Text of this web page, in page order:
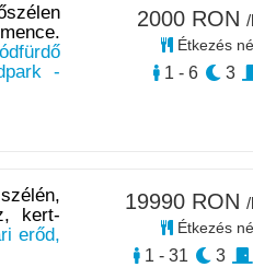
-
2000 RON
Étkezés
1 - 6 3
kert-
erőd,
19990 RON
Étkezés
1 - 31 3